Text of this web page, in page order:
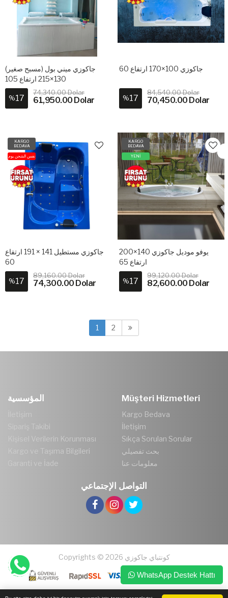
جاكوزي ميني بول (مسبح صغير)
130×215 ارتفاع 105
%17
74,340.00 Dolar
61,950.00 Dolar
جاكوزي 100×170 ارتفاع 60
%17
84,540.00 Dolar
70,450.00 Dolar
KARGO
BEDAVA
نفس الشحن يوم
جاكوزي مستطيل 141 × 191 ارتفاع
60
%17
89,160.00 Dolar
74,300.00 Dolar
KARGO
BEDAVA
YENİ
يوفو موديل جاكوزي 140×200
ارتفاع 65
%17
99,120.00 Dolar
82,600.00 Dolar
1 2
المؤسسية
İletişim
Sipariş Takibi
Kişisel Verilerin Korunması
Kargo ve Taşıma Bilgileri
Garanti ve İade
Müşteri Hizmetleri
Kargo Bedava
İletişim
Sıkça Sorulan Sorular
بحث تفصيلي
معلومات عنا
التواصل الإجتماعي
Copyrights © 2026 كونتباي جاكوزي
WhatsApp Destek Hattı